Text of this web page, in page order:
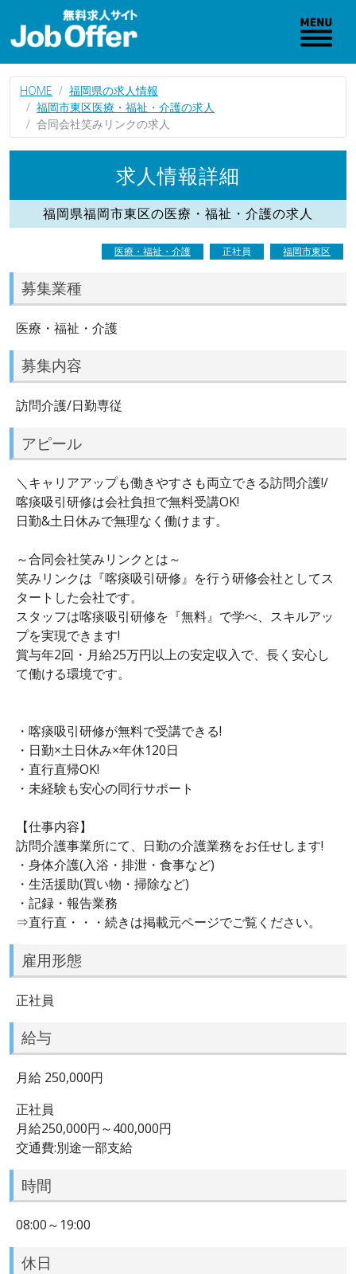
HOME
福岡県の求人情報
福岡市東区医療・福祉・介護の求人
合同会社笑みリンクの求人
求人情報詳細
福岡県福岡市東区の医療・福祉・介護の求人
医療・福祉・介護 正社員 福岡市東区
募集業種
医療・福祉・介護
募集内容
訪問介護/日勤専従
アピール
＼キャリアアップも働きやすさも両立できる訪問介護!/
喀痰吸引研修は会社負担で無料受講OK!
日勤&土日休みで無理なく働けます。
～合同会社笑みリンクとは～
笑みリンクは『喀痰吸引研修』を行う研修会社としてス
タートした会社です。
スタッフは喀痰吸引研修を『無料』で学べ、スキルアッ
プを実現できます!
賞与年2回・月給25万円以上の安定収入で、長く安心し
て働ける環境です。
・喀痰吸引研修が無料で受講できる!
・日勤×土日休み×年休120日
・直行直帰OK!
・未経験も安心の同行サポート
【仕事内容】
訪問介護事業所にて、日勤の介護業務をお任せします!
・身体介護(入浴・排泄・食事など)
・生活援助(買い物・掃除など)
・記録・報告業務
⇒直行直・・・続きは掲載元ページでご覧ください。
雇用形態
正社員
給与
月給 250,000円
正社員
月給250,000円～400,000円
交通費:別途一部支給
時間
08:00～19:00
休日